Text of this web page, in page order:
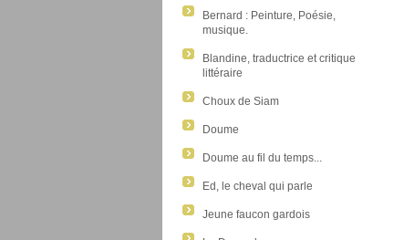
Bernard : Peinture, Poésie,
musique.
Blandine, traductrice et critique
littéraire
Choux de Siam
Doume
Doume au fil du temps...
Ed, le cheval qui parle
Jeune faucon gardois